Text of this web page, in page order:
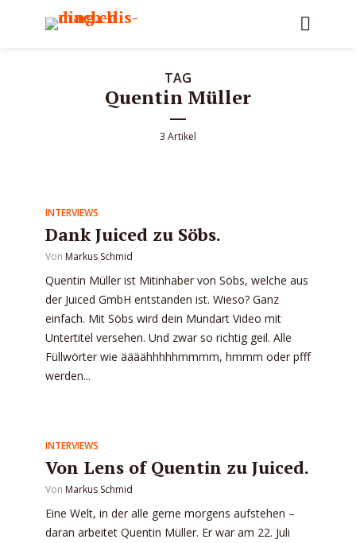
TAG
Quentin Müller
3 Artikel
INTERVIEWS
Dank Juiced zu Söbs.
Von Markus Schmid
Quentin Müller ist Mitinhaber von Söbs, welche aus
der Juiced GmbH entstanden ist. Wieso? Ganz
einfach. Mit Söbs wird dein Mundart Video mit
Untertitel versehen. Und zwar so richtig geil. Alle
Füllwörter wie äääähhhhhmmmm, hmmm oder pfff
werden...
INTERVIEWS
Von Lens of Quentin zu Juiced.
Von Markus Schmid
Eine Welt, in der alle gerne morgens aufstehen –
daran arbeitet Quentin Müller. Er war am 22. Juli